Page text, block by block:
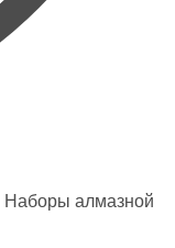
Наборы алмазной